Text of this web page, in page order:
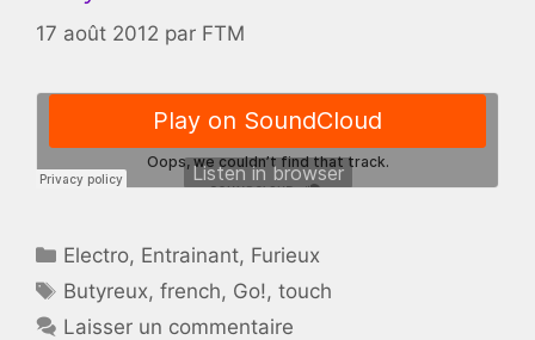
17 août 2012 par FTM
Catégories
Electro, Entrainant, Furieux
Étiquettes
Butyreux,french, Go!,touch
Laisser un commentaire